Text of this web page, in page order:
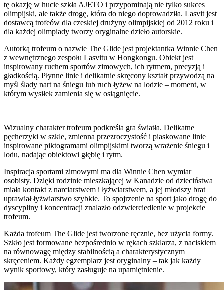
tę okazję w hucie szkła AJETO i przypominają nie tylko sukces
olimpijski, ale także drogę, która do niego doprowadziła. Lasvit jest
dostawcą trofeów dla czeskiej drużyny olimpijskiej od 2012 roku i
dla każdej olimpiady tworzy oryginalne dzieło autorskie.
Autorką trofeum o nazwie The Glide jest projektantka Winnie Chen
z wewnętrznego zespołu Lasvitu w Hongkongu. Obiekt jest
inspirowany ruchem sportów zimowych, ich rytmem, precyzją i
gładkością. Płynne linie i delikatnie skręcony kształt przywodzą na
myśl ślady nart na śniegu lub ruch łyżew na lodzie – moment, w
którym wysiłek zamienia się w osiągnięcie.
Wizualny charakter trofeum podkreśla gra światła. Delikatne
pęcherzyki w szkle, zmienna przezroczystość i piaskowane linie
inspirowane piktogramami olimpijskimi tworzą wrażenie śniegu i
lodu, nadając obiektowi głębię i rytm.
Inspiracja sportami zimowymi ma dla Winnie Chen wymiar
osobisty. Dzięki rodzinie mieszkającej w Kanadzie od dzieciństwa
miała kontakt z narciarstwem i łyżwiarstwem, a jej młodszy brat
uprawiał łyżwiarstwo szybkie. To spojrzenie na sport jako drogę do
dyscypliny i koncentracji znalazło odzwierciedlenie w projekcie
trofeum.
Każda trofeum The Glide jest tworzone ręcznie, bez użycia formy.
Szkło jest formowane bezpośrednio w rękach szklarza, z naciskiem
na równowagę między stabilnością a charakterystycznym
skręceniem. Każdy egzemplarz jest oryginalny – tak jak każdy
wynik sportowy, który zasługuje na upamiętnienie.